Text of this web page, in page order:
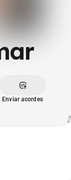
Enviar acordes